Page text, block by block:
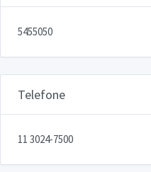
5455050
Telefone
11 3024-7500